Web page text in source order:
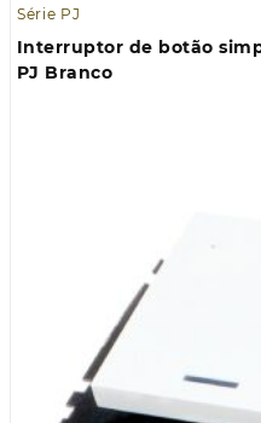
Série PJ
Interruptor de botão
PJ Branco